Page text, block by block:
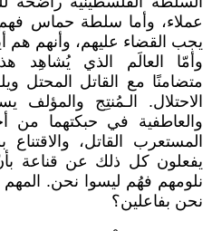
عملاء، وأما سلطة حماس
يجب القضاء عليهم، وأنهم هم
وأمّا العالَم الذي يُشاهِد
متضامنًا مع القاتل المحتل
الاحتلال. الـمُنتِج والمؤلف
والعاطفية في حبكتهما من
المستعرب القاتل،
يفعلون كل ذلك عن قناعة
نلومهم فهُم ليسوا نحن. المهم
نحن بفاعلين؟